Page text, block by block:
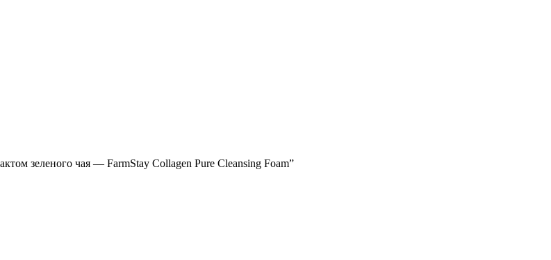
зеленого чая — FarmStay Collagen Pure Cleansing Foam”